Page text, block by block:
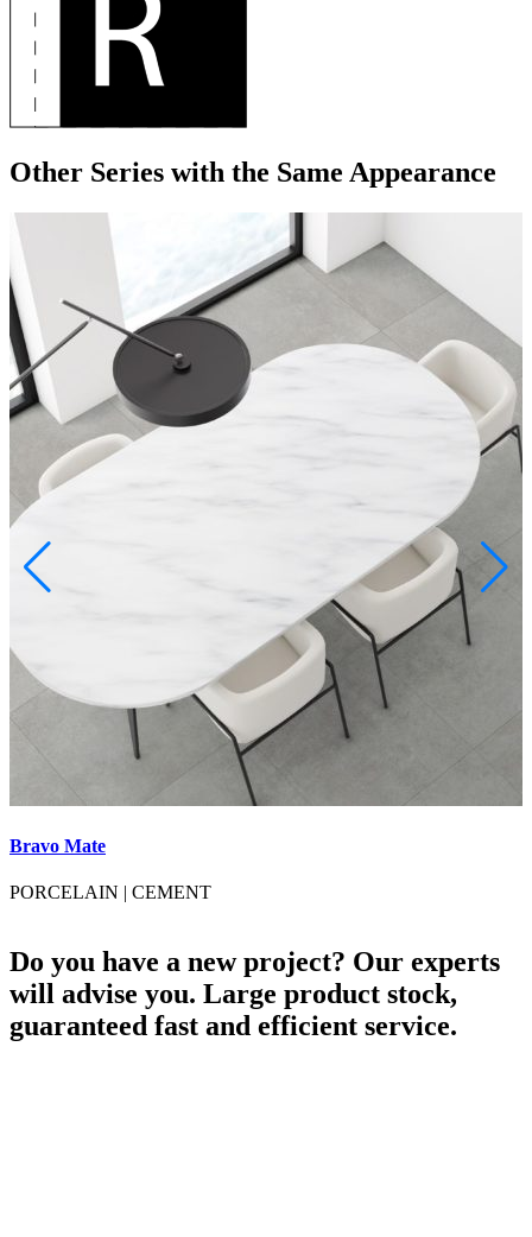
Other Series with the Same Appearance
Bravo Mate
PORCELAIN | CEMENT
Do you have a new project? Our experts
will advise you. Large product stock,
guaranteed fast and efficient service.